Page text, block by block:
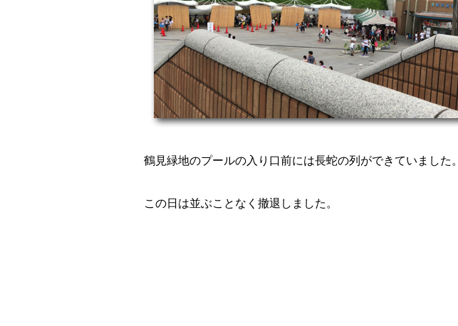
鶴見緑地のプールの入り口前には長蛇の列ができていました。
この日は並ぶことなく撤退しました。